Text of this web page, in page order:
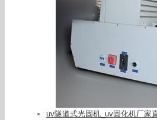
uv隧道式光固机_uv固化机厂家